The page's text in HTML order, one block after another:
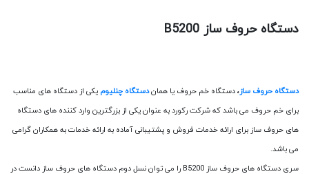
دستگاه حروف ساز B5200
دستگاه حروف ساز، دستگاه خم حروف یا همان دستگاه چنلیوم یکی از دستگاه های مناسب
برای خم حروف می باشد که شرکت رکورد به عنوان یکی از بزرگترین وارد کننده های دستگاه
های حروف ساز برای ارائه خدمات فروش و پشتیبانی آماده به ارائه خدمات به همکاران گرامی
می باشد.
سری دستگاه های حروف ساز
B5200 را می توان نسل دوم دستگاه های حروف ساز دانست در